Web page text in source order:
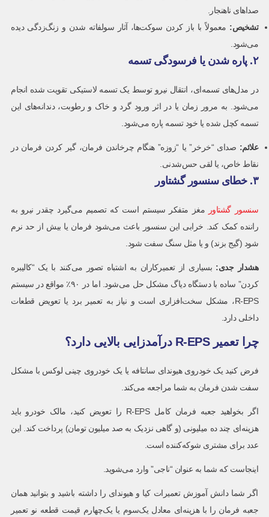
صداهای ناهنجار.
تشخیص: معمولاً با باز کردن سوکت‌ها، آثار سولفاته شدن و زنگ‌زدگی دیده
می‌شود.
۲. پاره شدن یا فرسودگی تسمه
در مدل‌های تسمه‌ای، انتقال نیرو توسط یک تسمه لاستیکی تقویت شده انجام
می‌شود. به مرور زمان یا در اثر ورود گرد و خاک و رطوبت، دندانه‌های این
تسمه کچل شده یا خود تسمه پاره می‌شود.
علائم: صدای “خرخر” یا “زوزه” هنگام چرخاندن فرمان، گیر کردن فرمان در
نقاط خاص، یا لقی حس‌شدنی.
۳. خطای سنسور گشتاور
سنسور گشتاور
مغز متفکر سیستم است که تصمیم می‌گیرد چقدر نیرو به
راننده کمک کند. خرابی این سنسور باعث می‌شود فرمان یا بیش از حد نرم
شود (گیج بزند) و یا مثل سنگ سفت شود.
هشدار جدی: بسیاری از تعمیرکاران به اشتباه تصور می‌کنند با یک “کالیبره
کردن” ساده با دستگاه دیاگ مشکل حل می‌شود. اما در ۹۰٪ مواقع در سیستم
R-EPS، مشکل سخت‌افزاری است و نیاز به تعمیر برد یا تعویض قطعات
داخلی دارد.
چرا تعمیر R-EPS درآمدزایی بالایی دارد؟
فرض کنید یک خودروی هیوندای سانتافه یا یک خودروی چینی لوکس با مشکل
سفت شدن فرمان به شما مراجعه می‌کند.
اگر بخواهید جعبه فرمان کامل R-EPS را تعویض کنید، مالک خودرو باید
هزینه‌ای چند ده میلیونی (و گاهی نزدیک به صد میلیون تومان) پرداخت کند. این
عدد برای مشتری شوکه‌کننده است.
اینجاست که شما به عنوان “ناجی” وارد می‌شوید.
اگر شما دانش آموزش تعمیرات کیا و هیوندای را داشته باشید و بتوانید همان
جعبه فرمان را با هزینه‌ای معادل یک‌سوم یا یک‌چهارم قیمت قطعه نو تعمیر